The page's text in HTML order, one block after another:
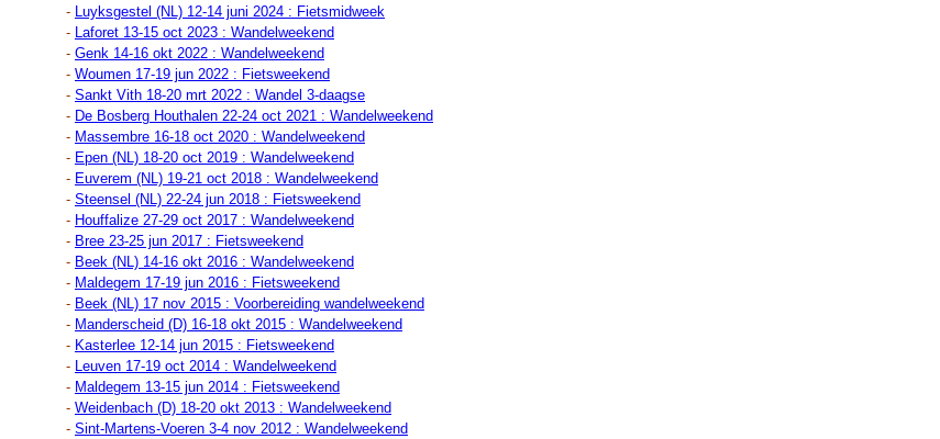
- Luyksgestel (NL) 12-14 juni 2024 : Fietsmidweek
- Laforet 13-15 oct 2023 : Wandelweekend
- Genk 14-16 okt 2022 : Wandelweekend
- Woumen 17-19 jun 2022 : Fietsweekend
- Sankt Vith 18-20 mrt 2022 : Wandel 3-daagse
- De Bosberg Houthalen 22-24 oct 2021 : Wandelweekend
- Massembre 16-18 oct 2020 : Wandelweekend
- Epen (NL) 18-20 oct 2019 : Wandelweekend
- Euverem (NL) 19-21 oct 2018 : Wandelweekend
- Steensel (NL) 22-24 jun 2018 : Fietsweekend
- Houffalize 27-29 oct 2017 : Wandelweekend
- Bree 23-25 jun 2017 : Fietsweekend
- Beek (NL) 14-16 okt 2016 : Wandelweekend
- Maldegem 17-19 jun 2016 : Fietsweekend
- Beek (NL) 17 nov 2015 : Voorbereiding wandelweekend
- Manderscheid (D) 16-18 okt 2015 : Wandelweekend
- Kasterlee 12-14 jun 2015 : Fietsweekend
- Leuven 17-19 oct 2014 : Wandelweekend
- Maldegem 13-15 jun 2014 : Fietsweekend
- Weidenbach (D) 18-20 okt 2013 : Wandelweekend
- Sint-Martens-Voeren 3-4 nov 2012 : Wandelweekend